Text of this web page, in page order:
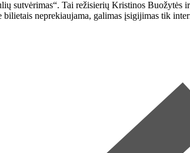
sutvėrimas“. Tai režisierių Kristinos
neprekiaujama, galimas įsigijimas tik